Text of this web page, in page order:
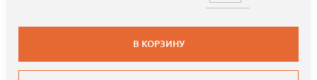
В КОРЗИНУ